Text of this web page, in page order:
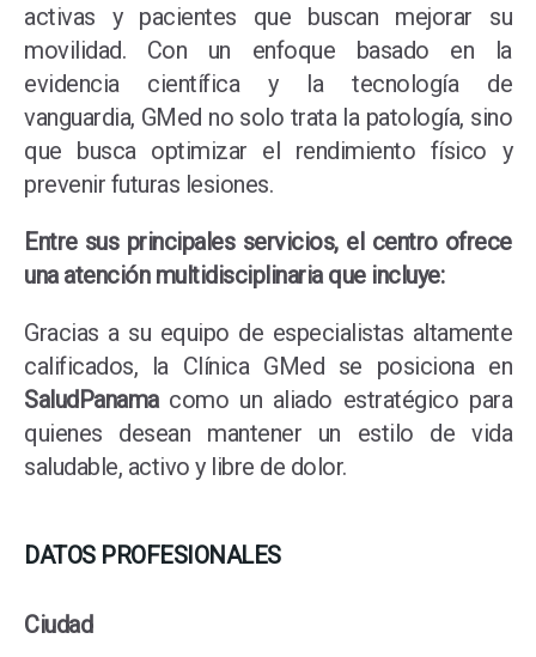
activas y pacientes que buscan mejorar su
movilidad. Con un enfoque basado en la
evidencia científica y la tecnología de
vanguardia, GMed no solo trata la patología, sino
que busca optimizar el rendimiento físico y
prevenir futuras lesiones.
Entre sus principales servicios, el centro ofrece
una atención multidisciplinaria que incluye:
Gracias a su equipo de especialistas altamente
calificados, la Clínica GMed se posiciona en
SaludPanamacomo un aliado estratégico para
quienes desean mantener un estilo de vida
saludable, activo y libre de dolor.
DATOS PROFESIONALES
Ciudad